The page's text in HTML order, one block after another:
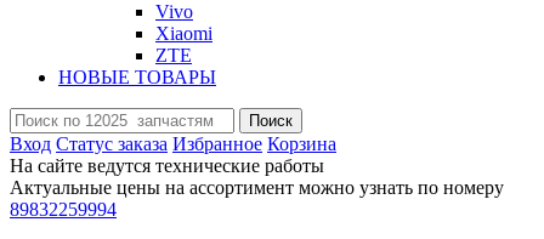
Vivo
Xiaomi
ZTE
НОВЫЕ ТОВАРЫ
Поиск
Вход Статус заказа Избранное Корзина
На сайте ведутся технические работы
Актуальные цены на ассортимент можно узнать по номеру
89832259994